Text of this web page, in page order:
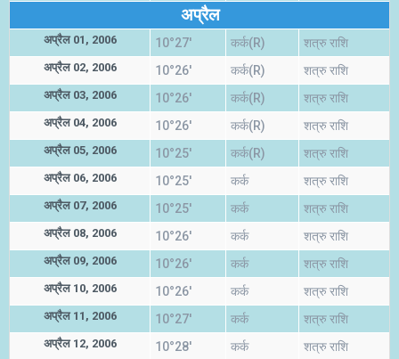
अप्रैल
अप्रैल 01, 2006 10°27' कर्क(R) शत्रु राशि
अप्रैल 02, 2006 10°26' कर्क(R) शत्रु राशि
अप्रैल 03, 2006 10°26' कर्क(R) शत्रु राशि
अप्रैल 04, 2006 10°26' कर्क(R) शत्रु राशि
अप्रैल 05, 2006 10°25' कर्क(R) शत्रु राशि
अप्रैल 06, 2006 10°25' कर्क शत्रु राशि
अप्रैल 07, 2006 10°25' कर्क शत्रु राशि
अप्रैल 08, 2006 10°26' कर्क शत्रु राशि
अप्रैल 09, 2006 10°26' कर्क शत्रु राशि
अप्रैल 10, 2006 10°26' कर्क शत्रु राशि
अप्रैल 11, 2006 10°27' कर्क शत्रु राशि
अप्रैल 12, 2006 10°28' कर्क शत्रु राशि